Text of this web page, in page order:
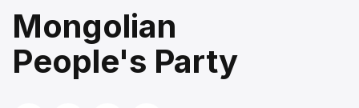
Mongolian
People's Party